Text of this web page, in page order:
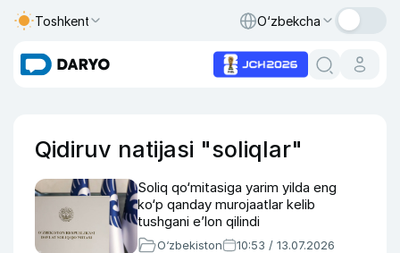
Toshkent O‘zbekcha
Qidiruv natijasi "soliqlar"
Soliq qo‘mitasiga yarim yilda eng
ko‘p qanday murojaatlar kelib
tushgani e’lon qilindi
O‘zbekiston 10:53 / 13.07.2026